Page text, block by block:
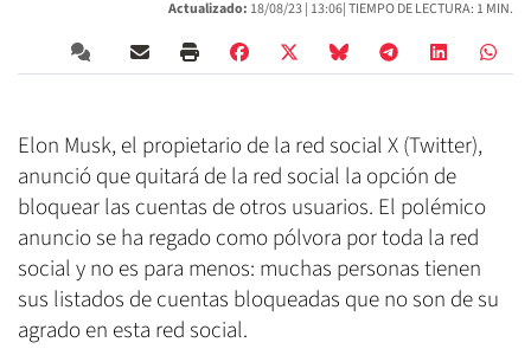
Actualizado: 18/08/23 | 13:06| TIEMPO DE LECTURA: 1 MIN.
Elon Musk, el propietario de la red social X (Twitter),
anunció que quitará de la red social la opción de
bloquear las cuentas de otros usuarios. El polémico
anuncio se ha regado como pólvora por toda la red
social y no es para menos: muchas personas tienen
sus listados de cuentas bloqueadas que no son de su
agrado en esta red social.